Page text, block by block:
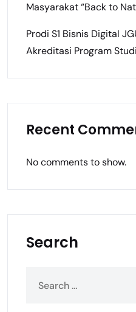
Masyarakat “Back to
Prodi S1 Bisnis Digital
Akreditasi Program Studi
Recent
No comments to show.
Search